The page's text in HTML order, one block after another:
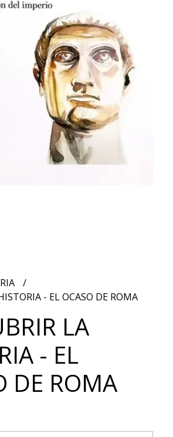
- EL OCASO DE ROMA
LA
- EL
DE ROMA